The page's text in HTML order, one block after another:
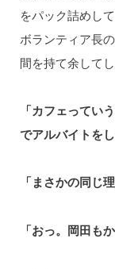
をパック詰めし
ボランティア長
間を持て余してし
「カフェってい
でアルバイトをし
「まさかの同じ
「おっ。岡田もか